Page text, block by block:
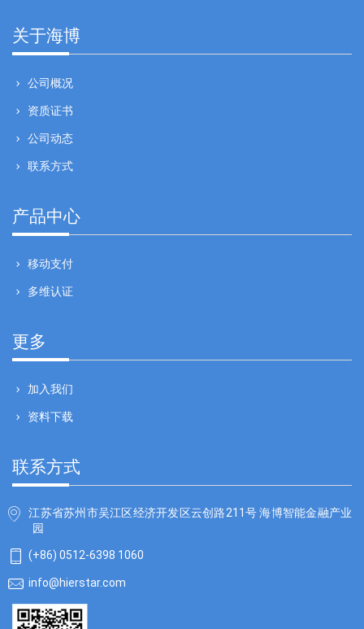
关于海博
公司概况
资质证书
公司动态
联系方式
产品中心
移动支付
多维认证
更多
加入我们
资料下载
联系方式
江苏省苏州市吴江区经济开发区云创路211号 海博智能金融产业
园
(+86) 0512-6398 1060
info@hierstar.com